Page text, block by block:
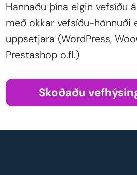
Hannaðu þína eigin vefsíðu
með okkar vefsíðu-hönnuði
uppsetjara (WordPress,
Prestashop o.fl.)
Skoðaðu